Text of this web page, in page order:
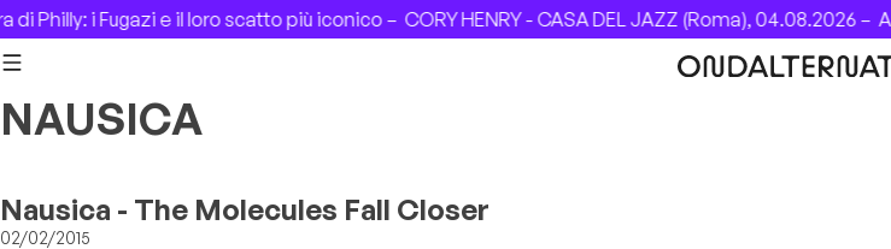
Skip to content
Philly: i Fugazi e il loro scatto più iconico –CORY HENRY - CASA DEL JAZZ (Roma), 04.08.2026 –
NAUSICA
Nausica - The Molecules Fall Closer
02/02/2015